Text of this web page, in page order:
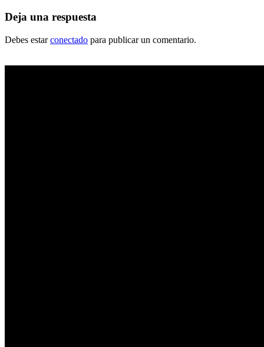
Deja una respuesta
Debes estarconectado para publicar un comentario.